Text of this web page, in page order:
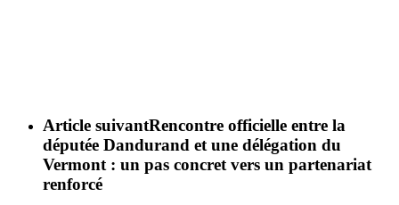
Article suivantRencontre officielle entre la
députée Dandurand et une délégation du
Vermont : un pas concret vers un partenariat
renforcé